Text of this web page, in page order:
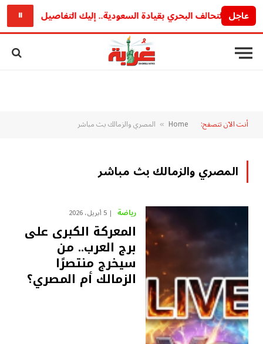
عاجل ⏸
أنت الآن تتصفح: Home
» المصري والزمالك بث مباشر
المصري والزمالك بث مباشر
رياضة 5 أبريل، 2026
المعركة الكبرى على
برج العرب.. من
سيخرج منتصرًا
الزمالك أم المصري؟